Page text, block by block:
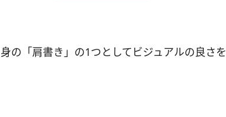
の「肩書き」の1つとしてビジュアルの良さを